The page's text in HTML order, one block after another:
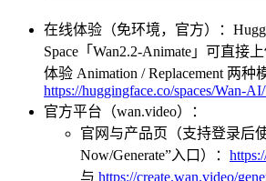
在线体验（免环境，官方）：
Space「Wan2.2‑Animate」可直接
体验 Animation / Replacement 两种
https://huggingface.co/spaces/Wan-
官方平台（wan.video）：
官网与产品页（支持登录后
Now/Generate”入口）：
与 https://create.wan.video/